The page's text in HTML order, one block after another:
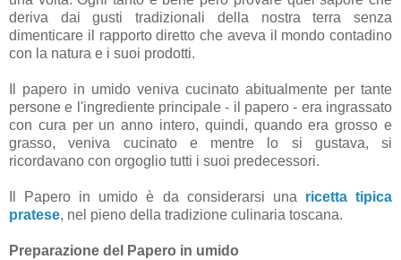
deriva dai gusti tradizionali della nostra terra senza
dimenticare il rapporto diretto che aveva il mondo contadino
con la natura e i suoi prodotti.
Il papero in umido veniva cucinato abitualmente per tante
persone e l'ingrediente principale - il papero - era ingrassato
con cura per un anno intero, quindi, quando era grosso e
grasso, veniva cucinato e mentre lo si gustava, si
ricordavano con orgoglio tutti i suoi predecessori.
Il Papero in umido è da considerarsi una ricetta tipica
pratese, nel pieno della tradizione culinaria toscana.
Preparazione del Papero in umido